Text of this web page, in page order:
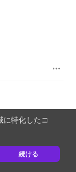
特化したコ
続ける